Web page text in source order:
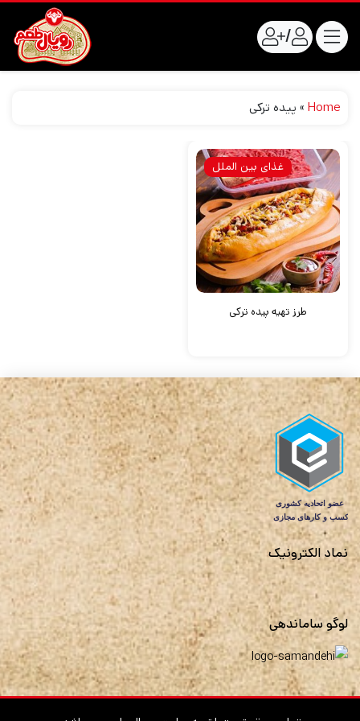
/
Home
» پیده ترکی
طرز تهیه پیده ترکی
غذای بین الملل
نماد الکترونیک
لوگو ساماندهی